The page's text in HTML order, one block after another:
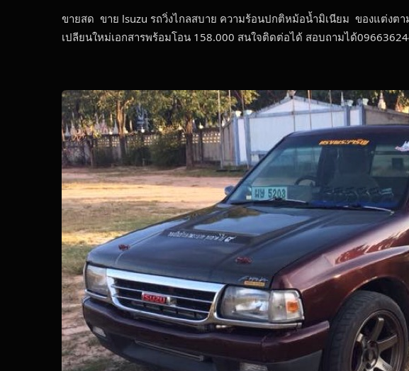
ขายสด ขาย lsuzu รถวิ่งไกลสบาย ความร้อนปกติหม้อน้ำมิเนียม ของแต่งต
เปลียนใหม่เอกสารพร้อมโอน 158.000 สนใจติดต่อได้ สอบถามได้